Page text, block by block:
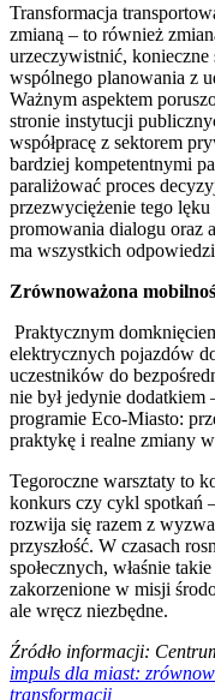
Transformacja
zmianą – to również
urzeczywistnić, konieczne
wspólnego planowania z
Ważnym aspektem
stronie instytucji
współpracę z sektorem
bardziej kompetentnymi
paraliżować proces
przezwyciężenie tego
promowania dialogu oraz
ma wszystkich
Zrównoważona
Praktycznym
elektrycznych pojazdów
uczestników do
nie był jedynie dodatkiem
programie Eco-Miasto:
praktykę i realne zmiany
Tegoroczne warsztaty to
konkurs czy cykl spotkań
rozwija się razem z
przyszłość. W czasach
społecznych, właśnie
zakorzenione w misji
ale wręcz niezbędne.
Źródło informacji:
impuls dla miast:
transformacji